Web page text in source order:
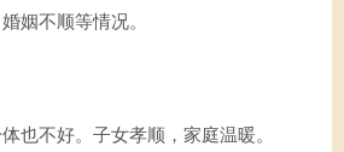
姻不顺等情况。
也不好。子女孝顺，家庭温暖。